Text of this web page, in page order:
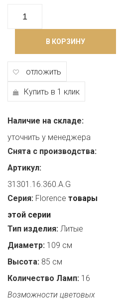
В КОРЗИНУ
отложить
Купить в 1 клик
Наличие на складе:
уточнить у менеджера
Снята с производства:
Артикул:
31301.16.360.A.G
Серия: Florence товары
этой серии
Тип изделия: Литые
Диаметр: 109 см
Высота: 85 см
Количество Ламп: 16
Возможности цветовых